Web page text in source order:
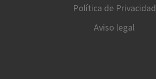
Política de Privacidad
Aviso legal